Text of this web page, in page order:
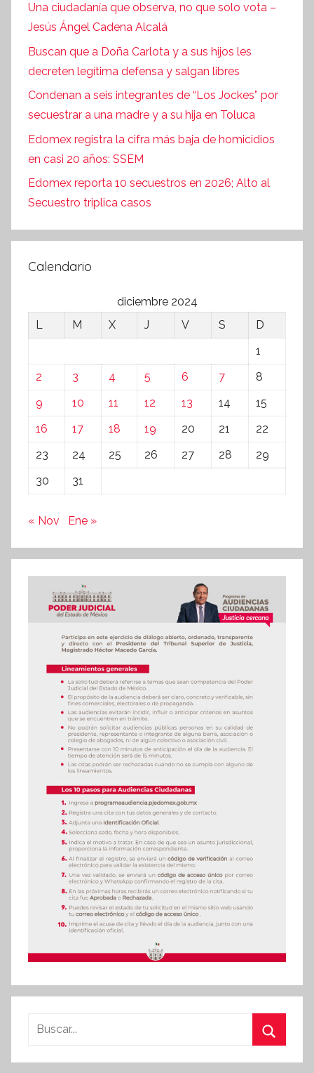
Una ciudadanía que observa, no que solo vota –
Jesús Ángel Cadena Alcalá
Buscan que a Doña Carlota y a sus hijos les
decreten legítima defensa y salgan libres
Condenan a seis integrantes de “Los Jockes” por
secuestrar a una madre y a su hija en Toluca
Edomex registra la cifra más baja de homicidios
en casi 20 años: SSEM
Edomex reporta 10 secuestros en 2026; Alto al
Secuestro triplica casos
Calendario
diciembre 2024
L
M X J V S
D
1
2
3 4 5 6 7
8
9
10 11 12 13 14
15
16
17 18 19 20 21
22
23
24 25 26 27 28
29
30
31
« Nov Ene »
Buscar: